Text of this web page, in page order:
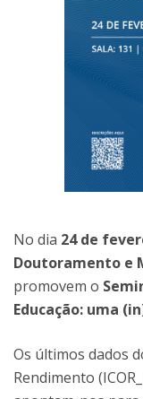
No dia 24 de
Doutoramento e
promovem o
Educação: uma
Os últimos dados
Rendimento